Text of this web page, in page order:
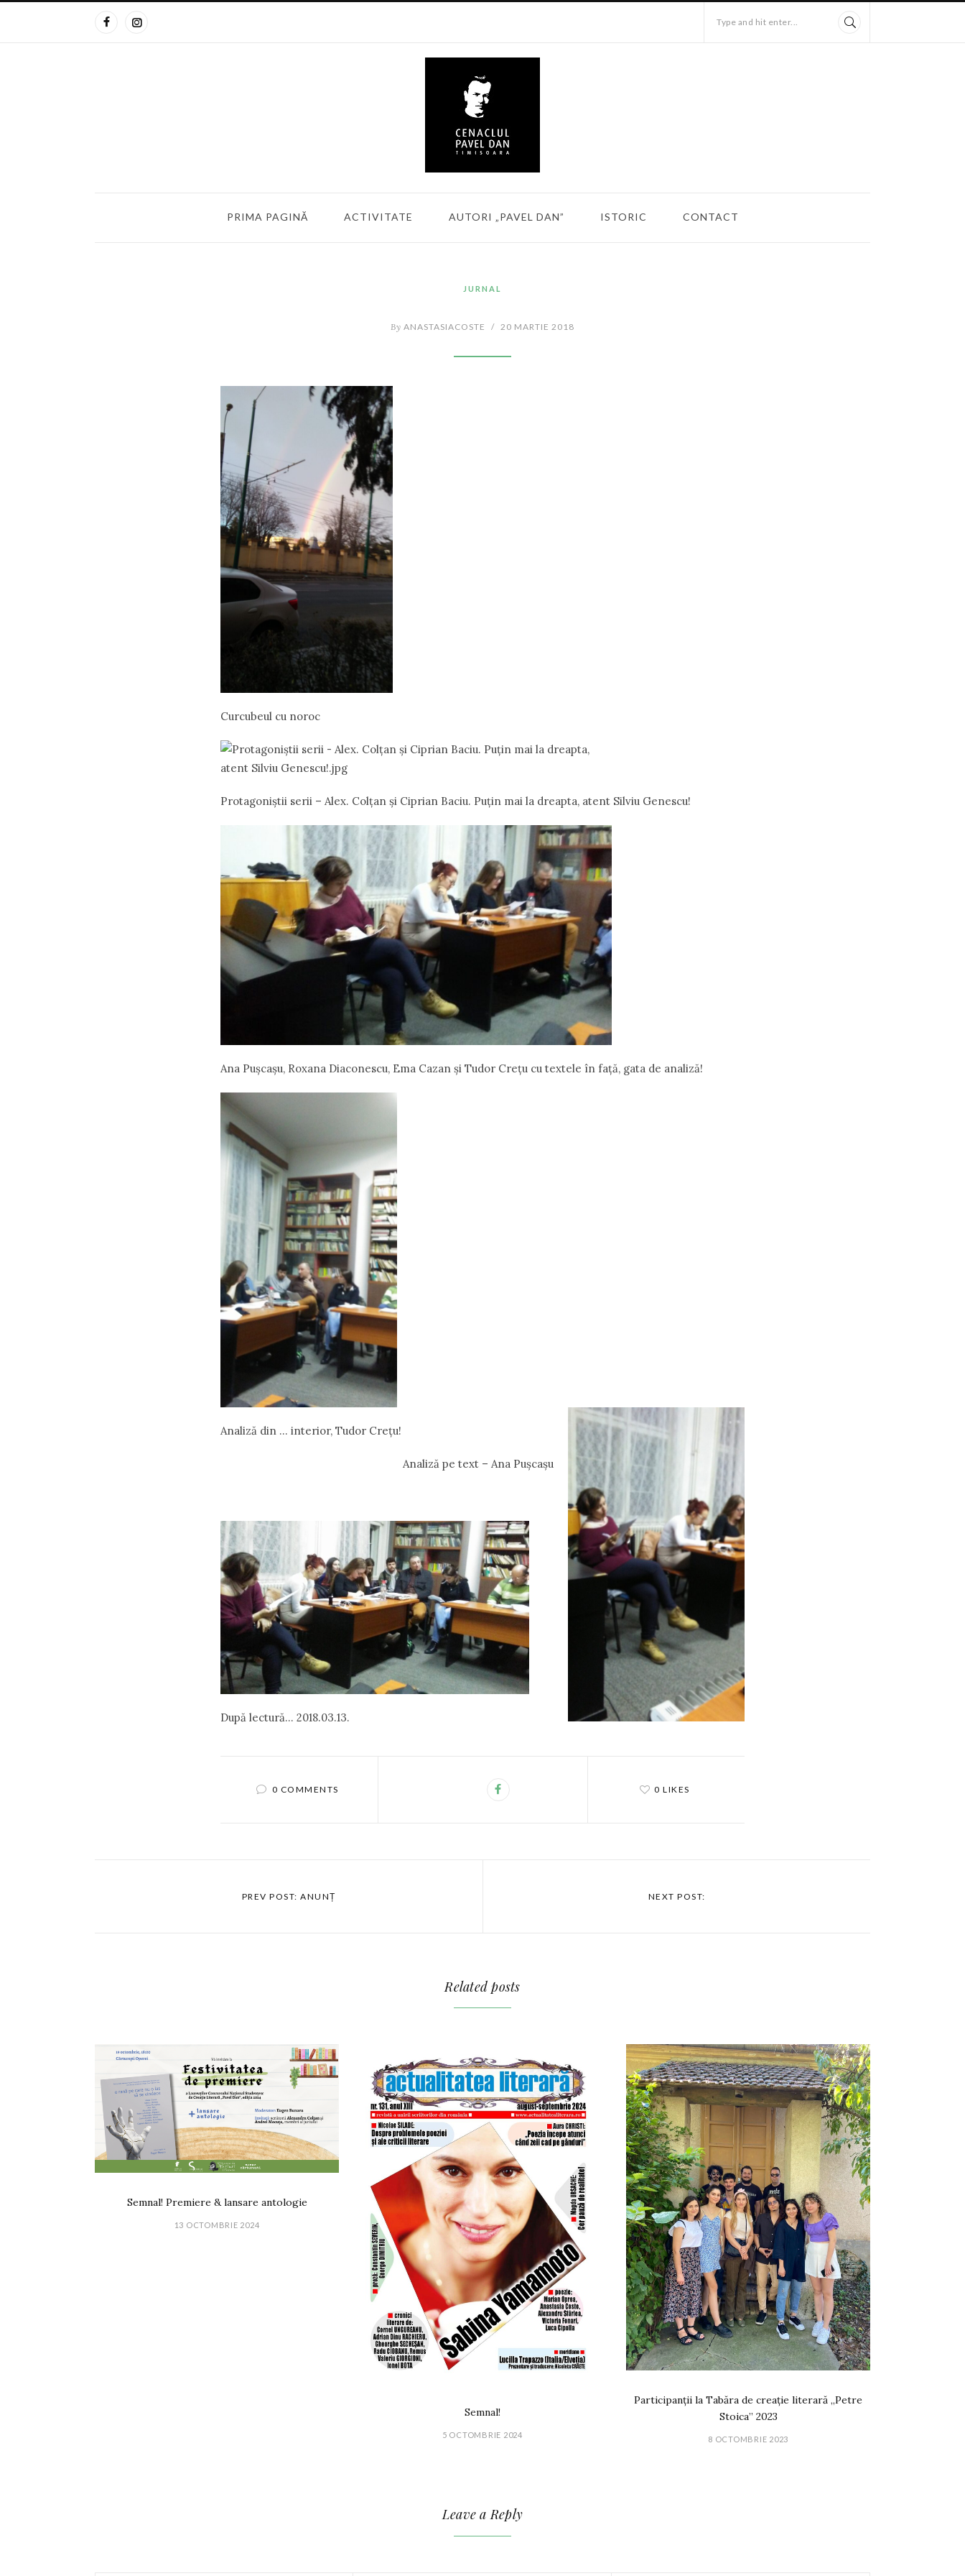
Type and hit enter...
PRIMA PAGINĂ ACTIVITATE AUTORI „PAVEL DAN” ISTORIC CONTACT
JURNAL
By ANASTASIACOSTE / 20 MARTIE 2018
Curcubeul cu noroc
Protagoniștii serii – Alex. Colțan și Ciprian Baciu. Puțin mai la dreapta, atent Silviu Genescu!
Ana Pușcașu, Roxana Diaconescu, Ema Cazan și Tudor Crețu cu textele în față, gata de analiză!
Analiză din … interior, Tudor Crețu!
Analiză pe text – Ana Pușcașu
După lectură… 2018.03.13.
0 COMMENTS 0 LIKES
PREV POST: ANUNȚ NEXT POST:
Related posts
Semnal! Premiere & lansare antologie
13 OCTOMBRIE 2024
Semnal!
5 OCTOMBRIE 2024
Participanții la Tabăra de creație literară „Petre
Stoica” 2023
8 OCTOMBRIE 2023
Leave a Reply